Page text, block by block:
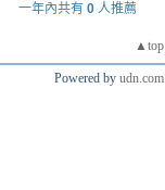
一年內共有 0 人推薦
▲top
Powered by udn.com